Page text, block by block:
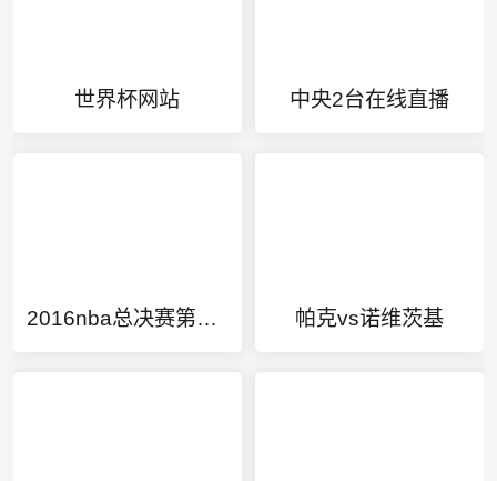
世界杯网站 中央2台在线直播
2016nba总决赛第七场 帕克vs诺维茨基